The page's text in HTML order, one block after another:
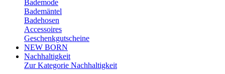
Bademode
Bademäntel
Badehosen
Accessoires
Geschenkgutscheine
NEW BORN
Nachhaltigkeit
Zur Kategorie Nachhaltigkeit